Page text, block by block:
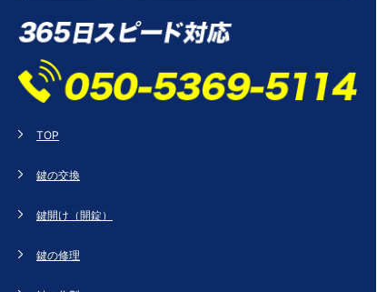
TOP
鍵の交換
鍵開け（開錠）
鍵の修理